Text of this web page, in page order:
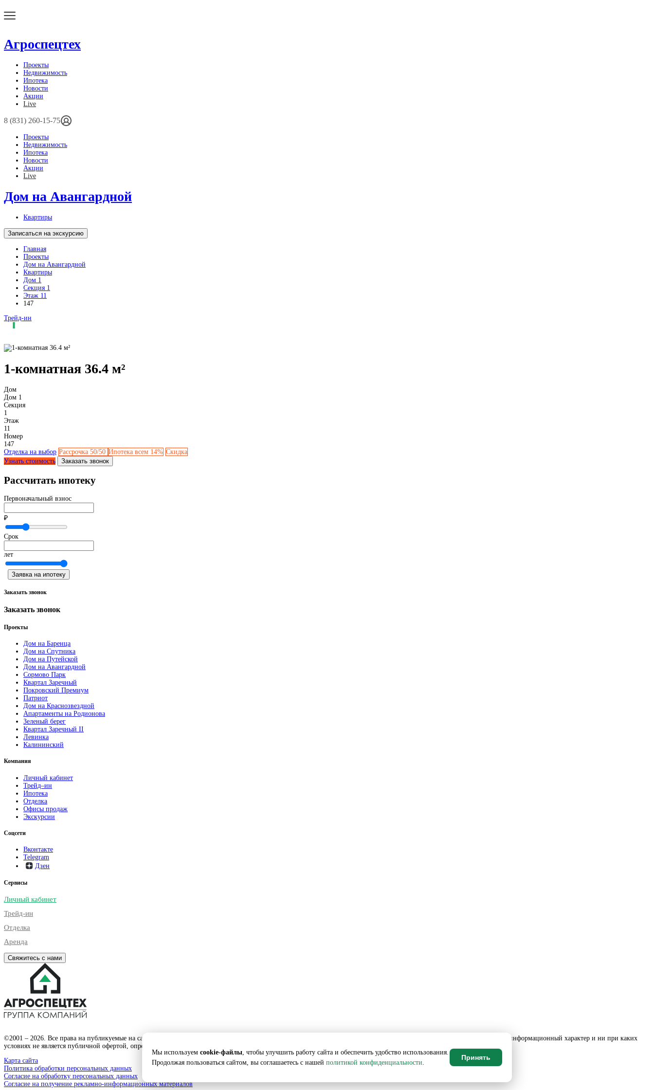
Агроспецтех
Проекты
Недвижимость
Ипотека
Новости
Акции
Live
8 (831) 260-15-75
Проекты
Недвижимость
Ипотека
Новости
Акции
Live
Дом на Авангардной
Квартиры
Записаться на экскурсию
Главная
Проекты
Дом на Авангардной
Квартиры
Дом 1
Секция 1
Этаж 11
147
Трейд-ин
1-комнатная 36.4 м²
Дом
Дом 1
Секция
1
Этаж
11
Номер
147
Отделка на выбор Рассрочка 50/50 Ипотека всем 14% Скидка
Узнать стоимость
Заказать звонок
Рассчитать ипотеку
Первоначальный взнос
₽
Срок
лет
Заявка на ипотеку
Заказать звонок
Заказать звонок
Проекты
Дом на Баренца
Дом на Спутника
Дом на Путейской
Дом на Авангардной
Сормово Парк
Квартал Заречный
Покровский Премиум
Патриот
Дом на Краснозвездной
Апартаменты на Родионова
Зеленый берег
Квартал Заречный II
Левинка
Калининский
Компания
Личный кабинет
Трейд–ин
Ипотека
Отделка
Офисы продаж
Экскурсии
Соцсети
Вконтакте
Telegram
Дзен
Сервисы
Личный кабинет
Трейд-ин
Отделка
Аренда
Свяжитесь с нами
©2001 – 2026. Все права на публикуемые на сайте материалы принадлежат АГРОСПЕЦТЕХ. Любая информация, представленная на данном сайте, носит исключительно информационный характер и ни при каких
условиях не является публичной офертой, определяемой положениями статьи 437 ГК РФ.
Карта сайта
Политика обработки персональных данных
Согласие на обработку персональных данных
Согласие на получение рекламно-информационных материалов
Мы используем cookie-файлы, чтобы улучшить работу сайта и обеспечить удобство использования.
Продолжая пользоваться сайтом, вы соглашаетесь с нашей политикой конфиденциальности.
Принять